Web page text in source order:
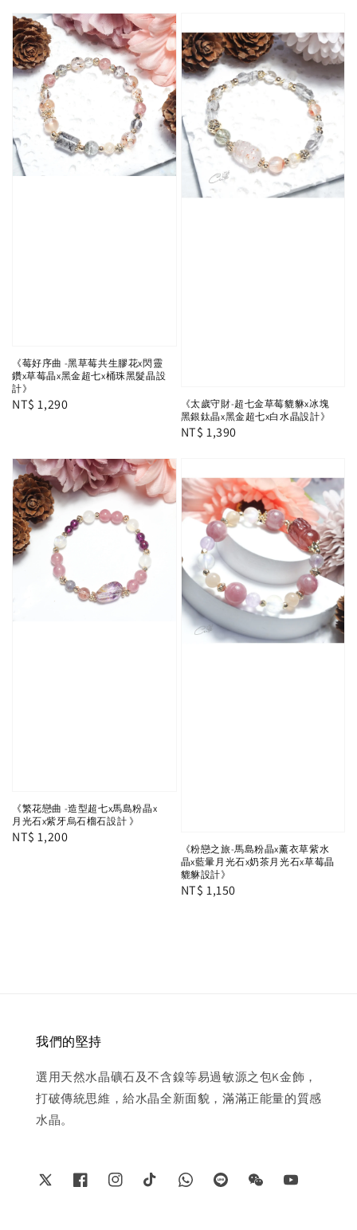
《莓好序曲 -黑草莓共生膠花x閃靈
鑽x草莓晶x黑金超七x桶珠黑髮晶設
計》
Regular
NT$ 1,290
《太歲守財-超七金草莓貔貅x冰塊
黑銀鈦晶x黑金超七x白水晶設計》
Regular
NT$ 1,390
《繁花戀曲 -造型超七x馬島粉晶x
月光石x紫牙烏石榴石設計 》
Regular
NT$ 1,200
《粉戀之旅-馬島粉晶x薰衣草紫水
晶x藍暈月光石x奶茶月光石x草莓晶
貔貅設計》
Regular
NT$ 1,150
我們的堅持
選用天然水晶礦石及不含鎳等易過敏源之包K金飾，
打破傳統思維，給水晶全新面貌，滿滿正能量的質感
水晶。